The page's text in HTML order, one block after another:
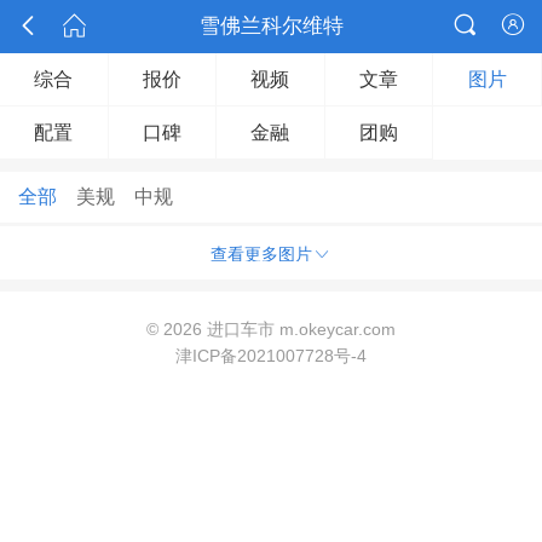
  雪佛兰科尔维特 

综合 报价 视频 文章 图片
配置 口碑 金融 团购
全部 美规 中规
查看更多图片
© 2026 进口车市 m.okeycar.com
津ICP备2021007728号-4